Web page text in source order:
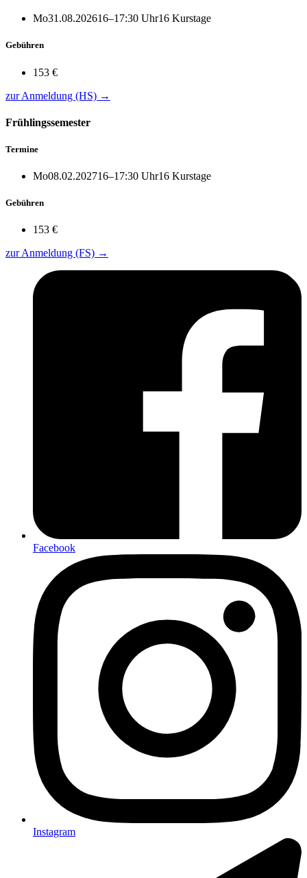
Mo31.08.202616–17:30 Uhr16 Kurstage
Gebühren
153 €
zur Anmeldung (HS) →
Frühlingssemester
Termine
Mo08.02.202716–17:30 Uhr16 Kurstage
Gebühren
153 €
zur Anmeldung (FS) →
Facebook
Instagram